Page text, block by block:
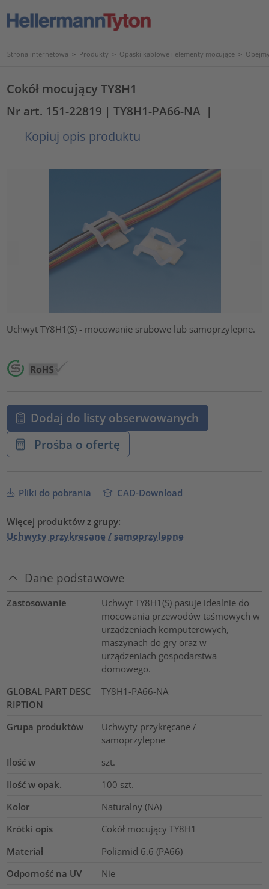
Strona internetowa > Produkty > Opaski kablowe i elementy mocujące >
Cokół mocujący TY8H1
Nr art. 151-22819 | TY8H1-PA66-NA |
Kopiuj opis produktu
Uchwyt TY8H1(S) - mocowanie srubowe lub samoprzylepne.
Dodaj do listy obserwowanych
Prośba o ofertę
Pliki do pobrania CAD-Download
Więcej produktów z grupy:
Uchwyty przykręcane / samoprzylepne
Dane podstawowe
Zastosowanie
Uchwyt TY8H1(S) pasuje idealnie do
mocowania przewodów taśmowych w
urządzeniach komputerowych,
maszynach do gry oraz w
urządzeniach gospodarstwa
domowego.
GLOBAL PART DESC
RIPTION
TY8H1-PA66-NA
Grupa produktów
Uchwyty przykręcane /
samoprzylepne
Ilość w
szt.
Ilość w opak.
100 szt.
Kolor
Naturalny (NA)
Krótki opis
Cokół mocujący TY8H1
Materiał
Poliamid 6.6 (PA66)
Odporność na UV
Nie